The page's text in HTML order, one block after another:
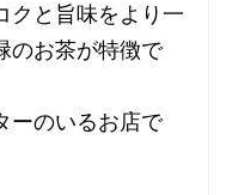
クと旨味をより一
のお茶が特徴で
ーのいるお店で